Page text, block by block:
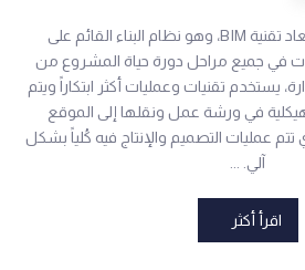
هو البعد العاشر من أبعاد تقنية BIM، وهو نظام البناء القائم على
في جميع مراحل دورة حياة المشروع من
يستخدم تقنيات وعمليات أكثر ابتكاراً ويتم
في ورشة عمل ونقلها إلى الموقع
تتم عمليات التصميم والإنتاج فيه كُلياً بشكل
آلي. ...
اقرأ أكثر